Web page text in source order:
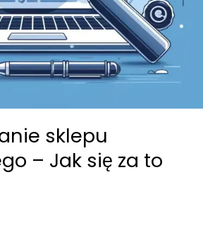
sklepu
– Jak się za to